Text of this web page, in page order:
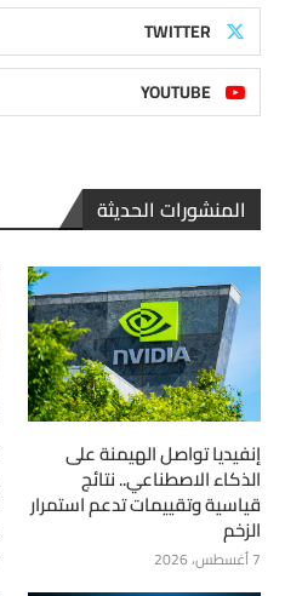
TWITTER
YOUTUBE
المنشورات الحديثة
إنفيديا تواصل الهيمنة على
الذكاء الاصطناعي.. نتائج
قياسية وتقييمات تدعم استمرار
الزخم
7 أغسطس، 2026